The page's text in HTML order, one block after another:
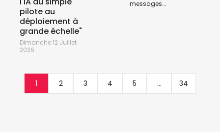
pilote au
déploiement à
grande échelle"
Dimanche 12 Juillet
2026
messages...
1 2 3 4 5 ... 34